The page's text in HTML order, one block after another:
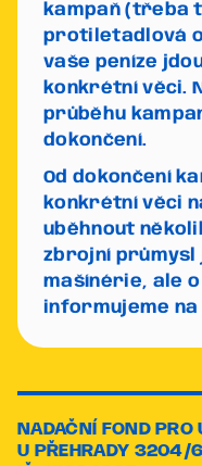
kampaň (třeba
protiletadlová
vaše peníze
konkrétní věci.
průběhu
dokončení.
Od dokončení
konkrétní věci
uběhnout
zbrojní průmysl
mašínérie, ale
informujeme
NADAČNÍ FOND PRO
U PŘEHRADY 3204/